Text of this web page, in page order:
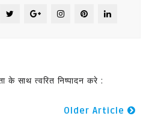
के साथ त्वरित निष्पादन करे :
Older Article